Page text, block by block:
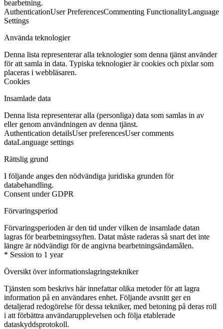
bearbetning.
AuthenticationUser PreferencesCommenting FunctionalityLanguage
Settings
Använda teknologier
Denna lista representerar alla teknologier som denna tjänst använder
för att samla in data. Typiska teknologier är cookies och pixlar som
placeras i webbläsaren.
Cookies
Insamlade data
Denna lista representerar alla (personliga) data som samlas in av
eller genom användningen av denna tjänst.
Authentication detailsUser preferencesUser comments
dataLanguage settings
Rättslig grund
I följande anges den nödvändiga juridiska grunden för
databehandling.
Consent under GDPR
Förvaringsperiod
Förvaringsperioden är den tid under vilken de insamlade datan
lagras för bearbetningssyften. Datat måste raderas så snart det inte
längre är nödvändigt för de angivna bearbetningsändamålen.
* Session to 1 year
Översikt över informationslagringstekniker
Tjänsten som beskrivs här innefattar olika metoder för att lagra
information på en användares enhet. Följande avsnitt ger en
detaljerad redogörelse för dessa tekniker, med betoning på deras roll
i att förbättra användarupplevelsen och följa etablerade
dataskyddsprotokoll.